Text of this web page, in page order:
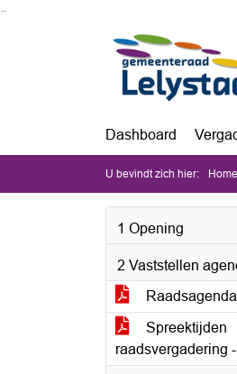
Dashboard
U bevindt zich hier: Home
1 Opening
2 Vaststellen
Spreektijden
raadsvergadering